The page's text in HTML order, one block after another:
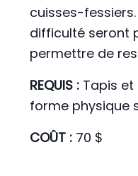
cuisses-
difficulté seront
permettre de
REQUIS : Tapis et
forme physique
COÛT : 70 $